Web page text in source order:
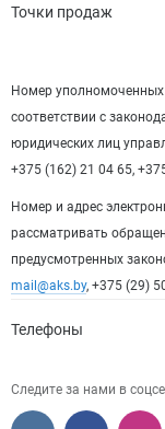
Точки продаж
Номер
соответствии с
юридических лиц
+375 (162) 21 04 65,
Номер и адрес
рассматривать
предусмотренных
mail@aks.by, +375 (29)
Телефоны
Следите за нами в